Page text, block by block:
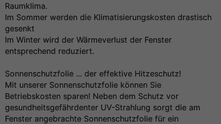
Raumklima.
Im Sommer werden die Klimatisierungskosten drastisch
gesenkt
Im Winter wird der Wärmeverlust der Fenster
entsprechend reduziert.
Sonnenschutzfolie ... der effektive Hitzeschutz!
Mit unserer Sonnenschutzfolie können Sie
Betriebskosten sparen! Neben dem Schutz vor
gesundheitsgefährdenter UV-Strahlung sorgt die am
Fenster angebrachte Sonnenschutzfolie für ein